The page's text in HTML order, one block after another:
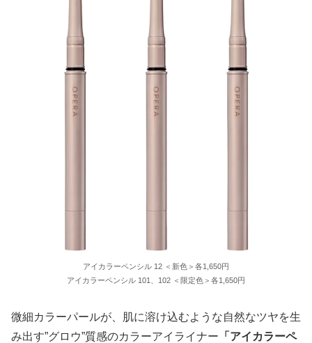
アイカラーペンシル 12 ＜新色＞各1,650円
アイカラーペンシル 101、102 ＜限定色＞各1,650円
微細カラーパールが、肌に溶け込むような自然なツヤを生
み出す”グロウ”質感のカラーアイライナー 「アイカラーペ